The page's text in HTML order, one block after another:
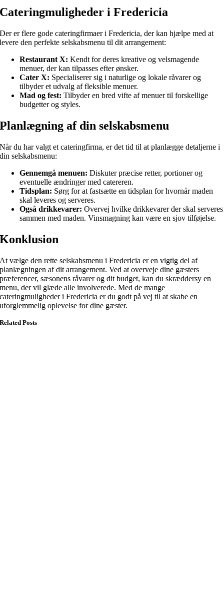
Cateringmuligheder i Fredericia
Der er flere gode cateringfirmaer i Fredericia, der kan hjælpe med at
levere den perfekte selskabsmenu til dit arrangement:
Restaurant X: Kendt for deres kreative og velsmagende
menuer, der kan tilpasses efter ønsker.
Cater X: Specialiserer sig i naturlige og lokale råvarer og
tilbyder et udvalg af fleksible menuer.
Mad og fest: Tilbyder en bred vifte af menuer til forskellige
budgetter og styles.
Planlægning af din selskabsmenu
Når du har valgt et cateringfirma, er det tid til at planlægge detaljerne i
din selskabsmenu:
Gennemgå menuen: Diskuter præcise retter, portioner og
eventuelle ændringer med catereren.
Tidsplan: Sørg for at fastsætte en tidsplan for hvornår maden
skal leveres og serveres.
Også drikkevarer: Overvej hvilke drikkevarer der skal serveres
sammen med maden. Vinsmagning kan være en sjov tilføjelse.
Konklusion
At vælge den rette selskabsmenu i Fredericia er en vigtig del af
planlægningen af dit arrangement. Ved at overveje dine gæsters
præferencer, sæsonens råvarer og dit budget, kan du skræddersy en
menu, der vil glæde alle involverede. Med de mange
cateringmuligheder i Fredericia er du godt på vej til at skabe en
uforglemmelig oplevelse for dine gæster.
Related Posts